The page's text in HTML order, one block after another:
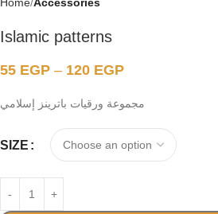
Home Accessories
Islamic patterns
55 EGP – 120 EGP
مجموعة ورقيات باترينز إسلامي
SIZE